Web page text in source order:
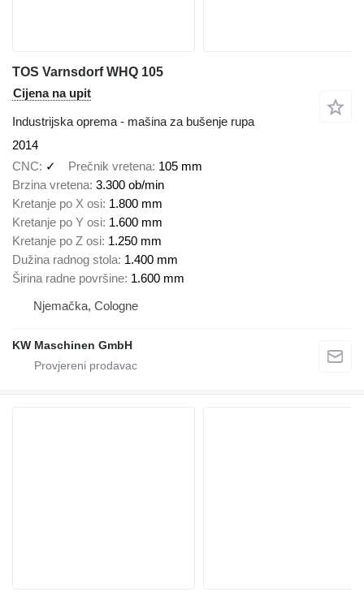
TOS Varnsdorf WHQ 105
Cijena na upit
Industrijska oprema - mašina za bušenje rupa
2014
CNC
✓ Prečnik vretena 105 mm
Brzina vretena 3.300 ob/min
Kretanje po X osi 1.800 mm
Kretanje po Y osi 1.600 mm
Kretanje po Z osi 1.250 mm
Dužina radnog stola 1.400 mm
Širina radne površine 1.600 mm
Njemačka, Cologne
KW Maschinen GmbH